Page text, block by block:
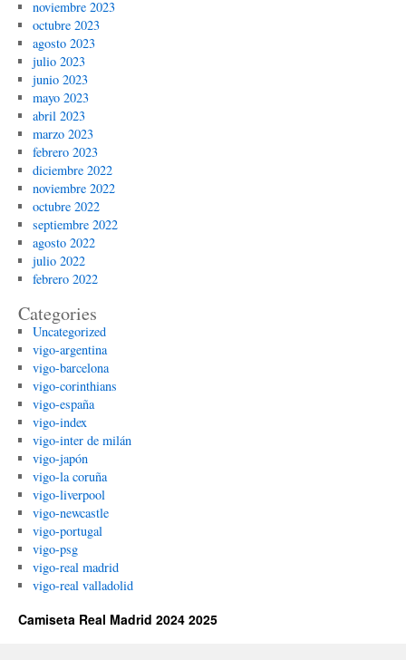
noviembre 2023
octubre 2023
agosto 2023
julio 2023
junio 2023
mayo 2023
abril 2023
marzo 2023
febrero 2023
diciembre 2022
noviembre 2022
octubre 2022
septiembre 2022
agosto 2022
julio 2022
febrero 2022
Categories
Uncategorized
vigo-argentina
vigo-barcelona
vigo-corinthians
vigo-españa
vigo-index
vigo-inter de milán
vigo-japón
vigo-la coruña
vigo-liverpool
vigo-newcastle
vigo-portugal
vigo-psg
vigo-real madrid
vigo-real valladolid
Camiseta Real Madrid 2024 2025